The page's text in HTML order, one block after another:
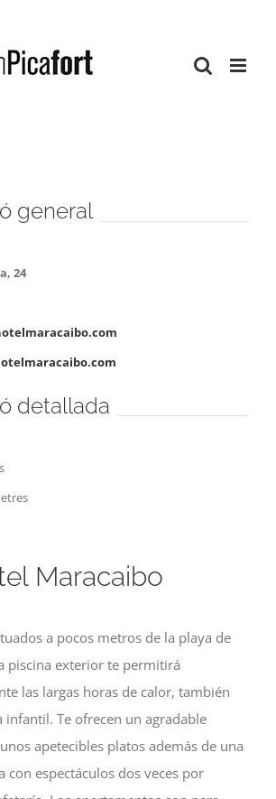
general
24
detallada
Maracaibo
a pocos metros de la playa de
piscina exterior te permitirá
las largas horas de calor, también
infantil. Te ofrecen un agradable
apetecibles platos además de una
con espectáculos dos veces por